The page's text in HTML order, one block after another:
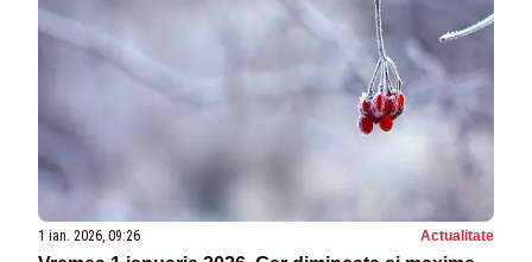
1 ian. 2026, 09:26 Actualitate